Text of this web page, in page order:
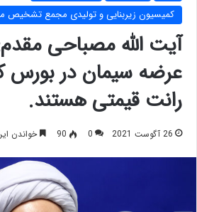
کمیسیون زیربنایی و تولیدی مجمع تشخیص
آیت الله مصباحی
عرضه سیمان در بورس
رانت قیمتی هستند.
26 آگوست 2021 0
90 خواندن این مطلب 3